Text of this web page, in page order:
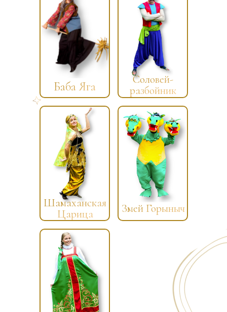
Баба Яга
Соловей-
разбойник
Шамаханская
Царица
Змей Горыныч